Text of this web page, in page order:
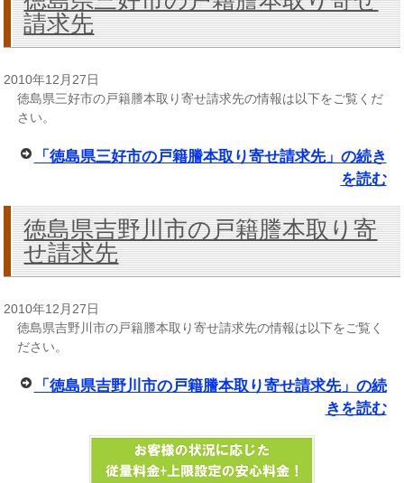
請求先
2010年12月27日
徳島県三好市の戸籍謄本取り寄せ請求先の情報は以下をご覧くだ
さい。
「徳島県三好市の戸籍謄本取り寄せ請求先」の続き
を読む
徳島県吉野川市の戸籍謄本取り寄
せ請求先
2010年12月27日
徳島県吉野川市の戸籍謄本取り寄せ請求先の情報は以下をご覧く
ださい。
「徳島県吉野川市の戸籍謄本取り寄せ請求先」の続
きを読む